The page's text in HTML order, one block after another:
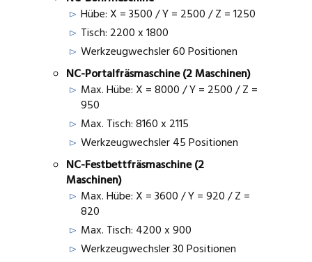
Hübe: X = 3500 / Y = 2500 / Z = 1250
Tisch: 2200 x 1800
Werkzeugwechsler 60 Positionen
NC-Portalfräsmaschine (2 Maschinen)
Max. Hübe: X = 8000 / Y = 2500 / Z =
950
Max. Tisch: 8160 x 2115
Werkzeugwechsler 45 Positionen
NC-Festbettfräsmaschine (2
Maschinen)
Max. Hübe: X = 3600 / Y = 920 / Z =
820
Max. Tisch: 4200 x 900
Werkzeugwechsler 30 Positionen